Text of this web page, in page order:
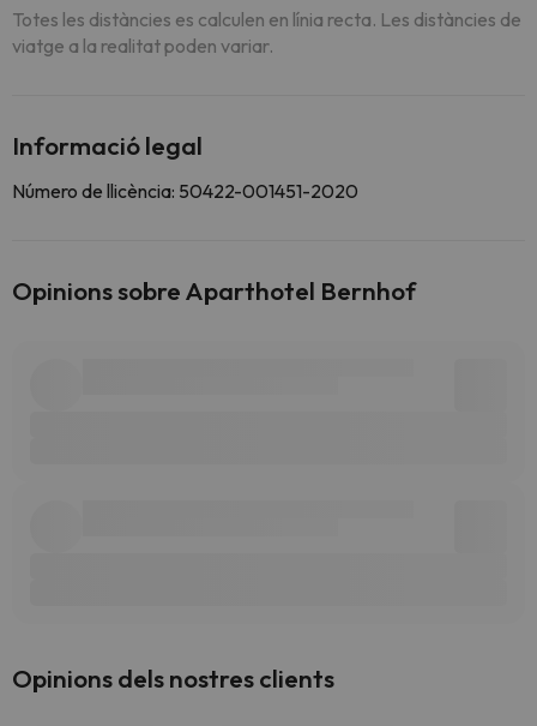
Totes les distàncies es calculen en línia recta. Les distàncies de
viatge a la realitat poden variar.
Informació legal
Número de llicència: 50422-001451-2020
Opinions sobre Aparthotel Bernhof
Opinions dels nostres clients